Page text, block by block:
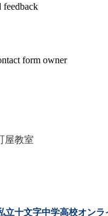
屋教室
立十文字中学高校オン